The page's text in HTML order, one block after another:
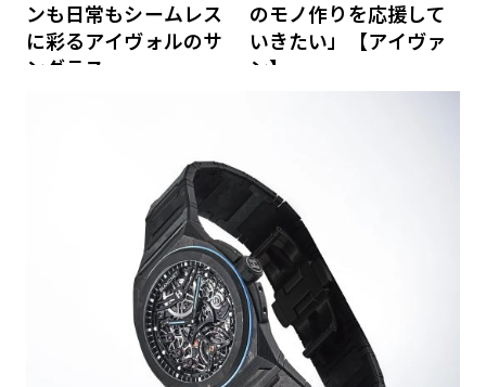
ンも日常もシームレス
に彩るアイヴォルのサ
ングラス
のモノ作りを応援して
いきたい」【アイヴァ
ン】